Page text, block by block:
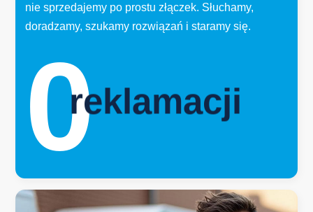
nie sprzedajemy po prostu złączek. Słuchamy,
doradzamy, szukamy rozwiązań i staramy się.
0reklamacji